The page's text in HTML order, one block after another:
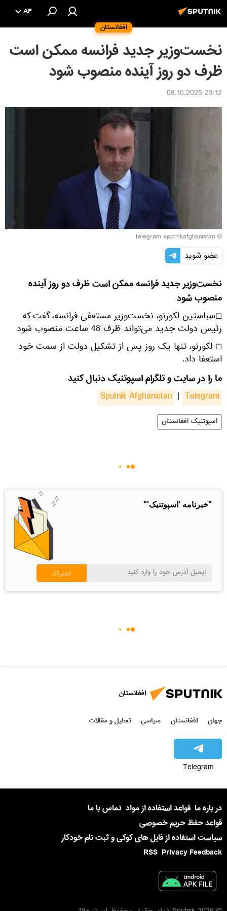
افغانستان
AF
نخست‌وزیر جدید فرانسه ممکن است
ظرف دو روز آینده منصوب شود
23:12 08.10.2025
© telegram sputnikafghanistan
عضو شوید
نخست‌وزیر جدید فرانسه ممکن است ظرف دو روز آینده
منصوب شود
◻سباستین لکورنو، نخست‌وزیر مستعفی فرانسه، گفت که
رئیس دولت جدید می‌تواند ظرف 48 ساعت منصوب شود
◻ لکورنو، تنها یک روز پس از تشکیل دولت از سمت خود
استعفا داد.
ما را در سایت و تلگرام اسپوتنیک دنبال کنید
Sputnik Afghanistan | Telegram
اسپوتنیک افغانستان
"خبرنامه 'اسپوتنیک'"
افغانستان
جهان افغانستان سیاسی تحلیل و مقالات
Telegram
در باره ما قواعد استفاده از مواد تماس با ما
قواعد حفظ حریم خصوصی
سیاست استفاده از فایل های کوکی و ثبت نام خودکار
Privacy Feedback
RSS